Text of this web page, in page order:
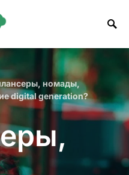
номады,
digital generation?